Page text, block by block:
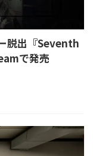
脱出『Seventh
で発売